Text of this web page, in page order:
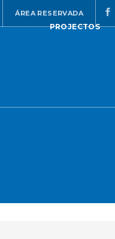
ÁREA RESERVADA
PROJECTOS